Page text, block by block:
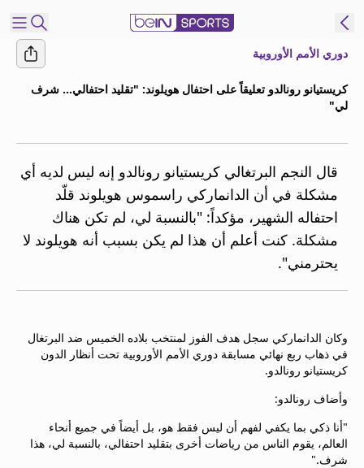
إدارة
التنبيهات
انضم
إلى
اتصل بنا
beIN CONNECT
beIN MEDIA GROUP
ترددات beIN SPORTS
الأسئلة الأكثر شيوعاً
دليل التلفاز
احصل على beIN
دوري الأمم الأوروبية
كريستيانو رونالدو تعليقاً على احتفال هويلوند: "تقليد احتفالي... شرف
لي"
قال النجم البرتغالي كريستيانو رونالدو إنه ليس لديه أي
مشكلة في أن الدانماركي راسموس هويلوند قلّد
احتفاله الشهير، مؤكداً: "بالنسبة لي، لم تكن هناك
مشكلة. كنت أعلم أن هذا لم يكن بسبب أنه هويلوند لا
يحترمني".
وكان الدانماركي سجل هدف الفوز لمنتخب بلاده الخميس ضد البرتغال
في ذهاب ربع نهائي مسابقة دوري الأمم الأوروبية تحت أنظار الدون
كريستيانو رونالدو.
وأضاف رونالدو:
"أنا ذكي بما يكفي لفهم أن ليس فقط هو، بل أيضاً في جميع أنحاء
العالم، يقوم الناس من رياضات أخرى بتقليد احتفالي، بالنسبة لي، هذا
شرف."